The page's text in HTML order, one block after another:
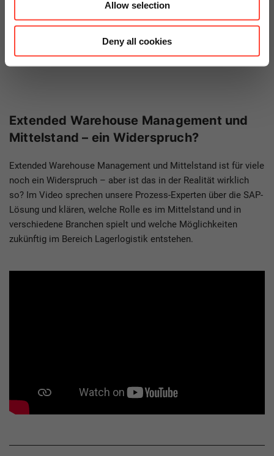
Allow selection
Deny all cookies
für eine hohe Kosteneffizienz.
Extended Warehouse Management und
Mittelstand – ein Widerspruch?
Extended Warehouse Management und Mittelstand ist für viele
noch ein Widerspruch – aber ist das in der Realität wirklich
so? Im Video sprechen unsere Prozess-Experten über die SAP-
Lösung und klären, welche Rolle es im Mittelstand und in
verschiedene Branchen spielt und welche Möglichkeiten
zukünftig im Bereich Lagerlogistik entstehen.